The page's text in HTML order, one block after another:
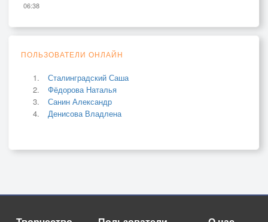
06:38
ПОЛЬЗОВАТЕЛИ ОНЛАЙН
Сталинградский Саша
Фёдорова Наталья
Санин Александр
Денисова Владлена